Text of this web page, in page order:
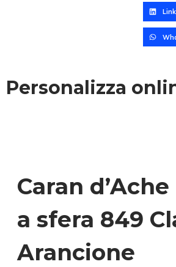
Personalizza
Caran
a sfera 849
Arancione